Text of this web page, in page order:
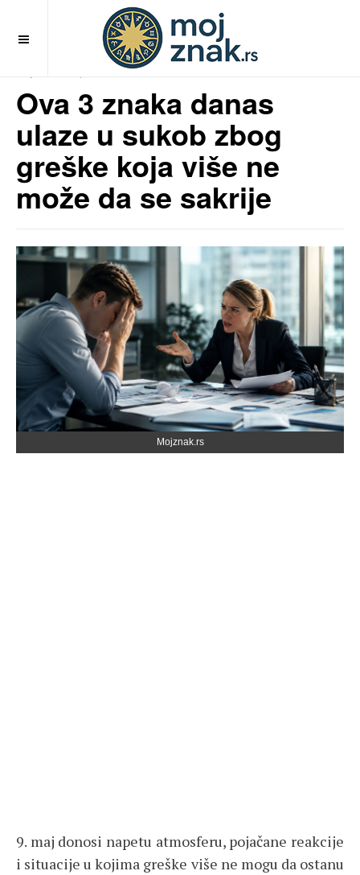
pre 2 meseci
Ova 3 znaka danas
ulaze u sukob zbog
greške koja više ne
može da se sakrije
Mojznak.rs
9. maj donosi napetu atmosferu, pojačane reakcije
i situacije u kojima greške više ne mogu da ostanu